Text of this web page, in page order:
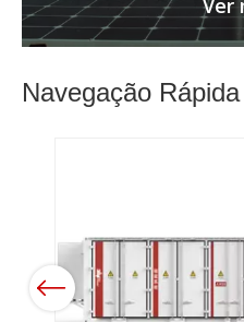
Navegação Rápida
Previous